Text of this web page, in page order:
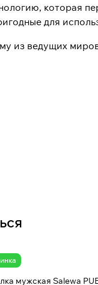
которая
для
из ведущих
₸
мужская Salewa